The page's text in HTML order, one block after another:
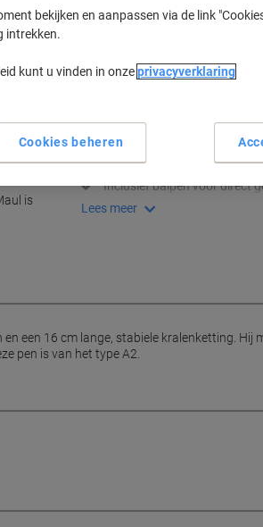
is
Aan een lijst toevoegen
Bezorginformatie
Blijft stevig op tafel dankzij
Compact formaat: 10,8 x 4 x
Inclusief balpen voor direct
Lees meer
een 16 cm lange, stabiele kralenketting. Hij
pen is van het type A2.
bekijken en aanpassen via de link
intrekken.
kunt u vinden in onzeprivacyverklaring
Cookies beheren